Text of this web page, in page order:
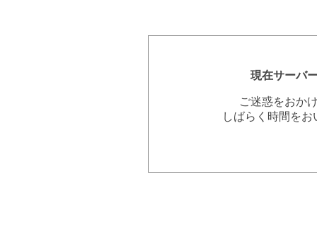
現在サーバ
ご迷惑をおか
しばらく時間を